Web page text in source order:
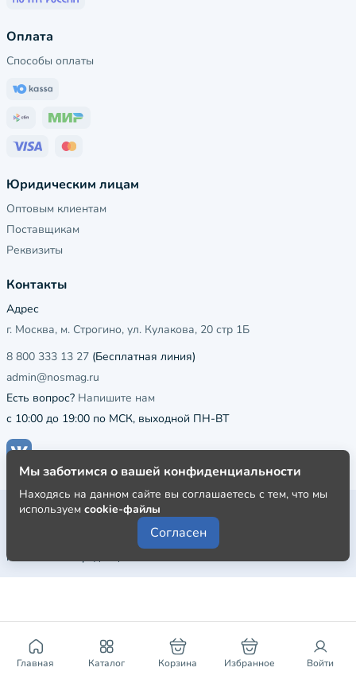
Главная Каталог Корзина Избранное Войти
Оплата
Способы оплаты
Юридическим лицам
Оптовым клиентам
Поставщикам
Реквизиты
Контакты
Адрес
г. Москва, м. Строгино, ул. Кулакова, 20 стр 1Б
8 800 333 13 27 (Бесплатная линия)
admin@nosmag.ru
Есть вопрос? Напишите нам
с 10:00 до 19:00 по МСК, выходной ПН-ВТ
Публичная оферта
Пользовательское соглашение
Политика конфиденциальности
Мы заботимся о вашей конфиденциальности
Находясь на данном сайте вы соглашаетесь с тем, что мы
используем cookie-файлы
Согласен